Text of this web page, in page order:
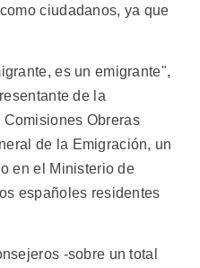
ciudadanos, ya que
es un emigrante",
de la
Obreras
de la Emigración, un
en el Ministerio de
españoles residentes
-sobre un total